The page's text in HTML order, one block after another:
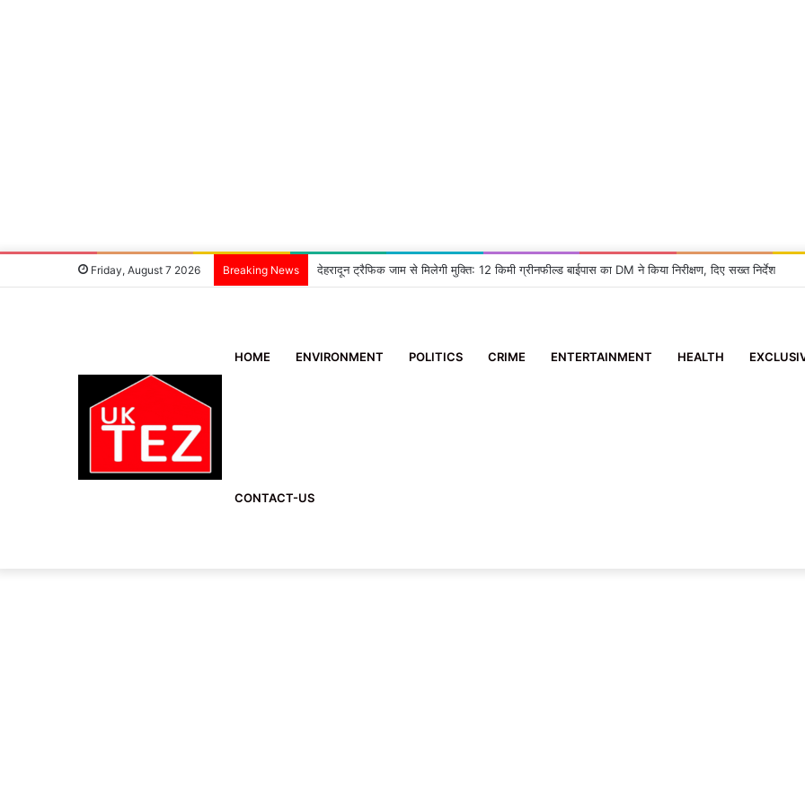
Friday, August 7 2026 Breaking News देहरादून ट्रैफिक जाम से मिलेगी मुक्ति: 12 किमी ग्रीनफील्ड बाईपास का DM ने किया निरीक्षण, दिए सख्त निर्देश
HOME ENVIRONMENT POLITICS CRIME ENTERTAINMENT HEALTH
CONTACT-US